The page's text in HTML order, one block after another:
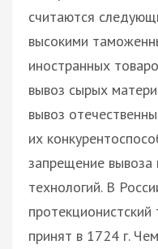
считаются
высокими
иностранных
вывоз сырых
вывоз
их
запрещение вывоза
технологий. В
принят в 1724 г.